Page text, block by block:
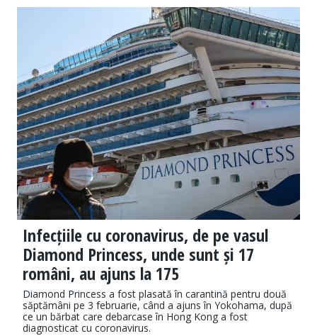
Infecțiile cu coronavirus, de pe vasul
Diamond Princess, unde sunt și 17
români, au ajuns la 175
Diamond Princess a fost plasată în carantină pentru două
săptămâni pe 3 februarie, când a ajuns în Yokohama, după
ce un bărbat care debarcase în Hong Kong a fost
diagnosticat cu coronavirus.